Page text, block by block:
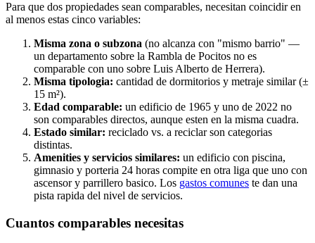
Para que dos propiedades sean comparables, necesitan coincidir en
al menos estas cinco variables:
Misma zona o subzona (no alcanza con "mismo barrio" —
un departamento sobre la Rambla de Pocitos no es
comparable con uno sobre Luis Alberto de Herrera).
Misma tipologia: cantidad de dormitorios y metraje similar (±
15 m²).
Edad comparable: un edificio de 1965 y uno de 2022 no
son comparables directos, aunque esten en la misma cuadra.
Estado similar: reciclado vs. a reciclar son categorias
distintas.
Amenities y servicios similares: un edificio con piscina,
gimnasio y porteria 24 horas compite en otra liga que uno con
ascensor y parrillero basico. Los gastos comunes te dan una
pista rapida del nivel de servicios.
Cuantos comparables necesitas